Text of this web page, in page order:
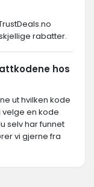
rabatter.
hos
ut hvilken kode
en kode
selv har funnet
vi gjerne fra